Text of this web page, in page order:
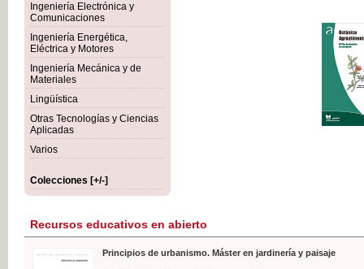
Ingeniería Electrónica y
Comunicaciones
Ingeniería Energética,
Eléctrica y Motores
Ingeniería Mecánica y de
Materiales
Lingüística
Otras Tecnologías y Ciencias
Aplicadas
Varios
Colecciones [+/-]
IVA
Recursos educativos en abierto
Principios de urbanismo. Máster en jardinería y paisaje